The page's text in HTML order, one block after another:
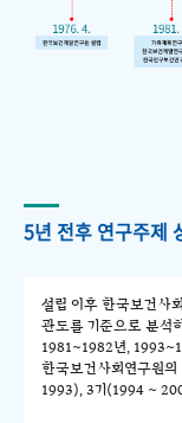
5년 전후 연구주제
설립 이후 한국보건사
관도를 기준으로 분석
1981~1982년,
한국보건사회연구원
1993), 3기(1994 ~